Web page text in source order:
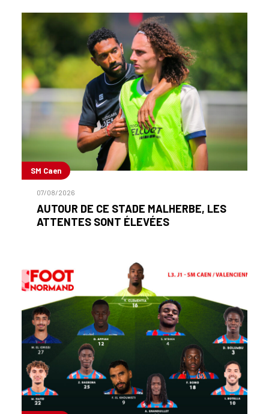
SM Caen
07/08/2026
AUTOUR DE CE STADE MALHERBE, LES
ATTENTES SONT ÉLEVÉES